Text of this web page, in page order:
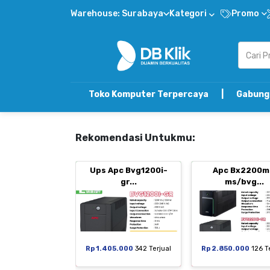
Warehouse: Surabaya Kategori Promo
Toko Komputer Terpercaya | Gabung DB Klik
Rekomendasi Untukmu:
Ups Apc Bvg1200i-
gr...
Rp 1.405.000 342 Terjual
Apc
ms/bvg...
Rp 2.850.000 126